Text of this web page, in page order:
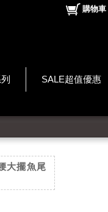
SALE超值優惠
購物車
大擺魚尾